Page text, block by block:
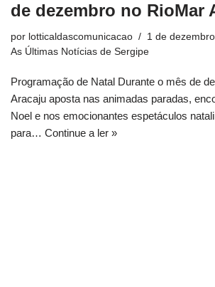
de dezembro no RioMar
por lotticaldascomunicacao
1 de
As Últimas Notícias de Sergipe
Programação de Natal Durante o mês de
Aracaju aposta nas animadas paradas,
Noel e nos emocionantes espetáculos
para… Continue a ler »